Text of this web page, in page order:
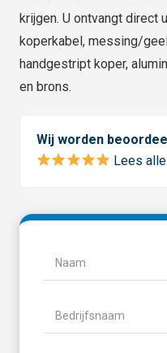
krijgen. U ontvangt direct
koperkabel, messing/
handgestript koper,
en brons.
Wij worden
Lees
Naam
Bedrijfsnaam